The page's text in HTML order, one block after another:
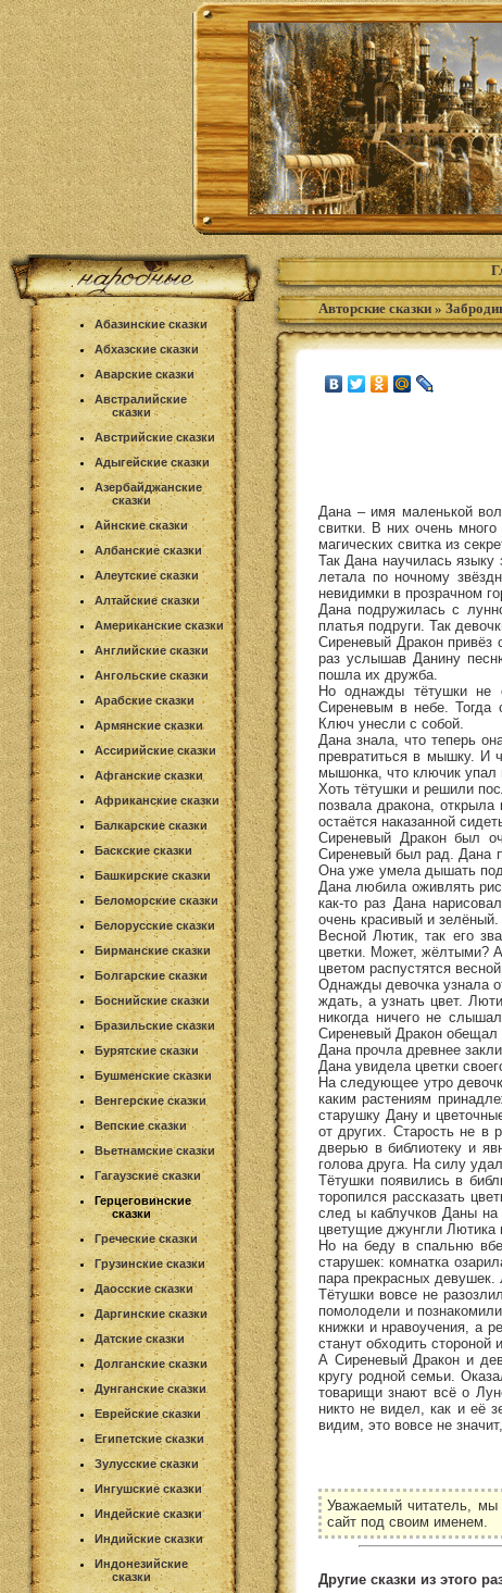
Абазинские сказки
Абхазские сказки
Аварские сказки
Австралийские
сказки
Австрийские сказки
Адыгейские сказки
Азербайджанские
сказки
Айнские сказки
Албанские сказки
Алеутские сказки
Алтайские сказки
Американские сказки
Английские сказки
Ангольские сказки
Арабские сказки
Армянские сказки
Ассирийские сказки
Афганские сказки
Африканские сказки
Балкарские сказки
Баскские сказки
Башкирские сказки
Беломорские сказки
Белорусские сказки
Бирманские сказки
Болгарские сказки
Боснийские сказки
Бразильские сказки
Бурятские сказки
Бушменские сказки
Венгерские сказки
Вепские сказки
Вьетнамские сказки
Гагаузские сказки
Герцеговинские
сказки
Греческие сказки
Грузинские сказки
Даосские сказки
Даргинские сказки
Датские сказки
Долганские сказки
Дунганские сказки
Еврейские сказки
Египетские сказки
Зулусские сказки
Ингушские сказки
Индейские сказки
Индийские сказки
Индонезийские
сказки
Авторские сказки »
Дана – имя маленькой
свитки. В них очень
магических свитка из
Так Дана научилась
летала по ночному
невидимки в прозрачном
Дана подружилась с
платья подруги. Так
Сиреневый Дракон
раз услышав Данину
пошла их дружба.
Но однажды тётушки не
Сиреневым в небе. Тогда
Ключ унесли с собой.
Дана знала, что теперь
превратиться в мышку. И
мышонка, что ключик упал
Хоть тётушки и решили
позвала дракона,
остаётся наказанной
Сиреневый Дракон был
Сиреневый был рад. Дана
Она уже умела дышать под
Дана любила оживлять
как-то раз Дана
очень красивый и зелёный.
Весной Лютик, так его
цветки. Может, жёлтыми?
цветом распустятся
Однажды девочка узнала
ждать, а узнать цвет.
никогда ничего не
Сиреневый Дракон обещал
Дана прочла древнее
Дана увидела цветки
На следующее утро
каким растениям
старушку Дану и
от других. Старость не в
дверью в библиотеку и
голова друга. На силу
Тётушки появились в
торопился рассказать
след ы каблучков Даны на
цветущие джунгли Лютика
Но на беду в спальню
старушек: комнатка
пара прекрасных
Тётушки вовсе не
помолодели и
книжки и нравоучения, а
станут обходить стороной
А Сиреневый Дракон и
кругу родной семьи.
товарищи знают всё о
никто не видел, как и её
видим, это вовсе не
Уважаемый читатель, мы
сайт под своим именем.
Другие сказки из этого